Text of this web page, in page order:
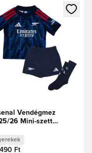
vagy a tagként
egy modált a
Vendégmez
26 Mini-szett
Ft